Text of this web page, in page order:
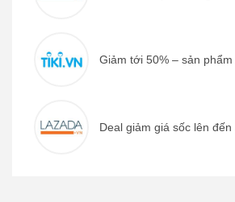
Giảm tới 50% – sản phẩm
Deal giảm giá sốc lên đến